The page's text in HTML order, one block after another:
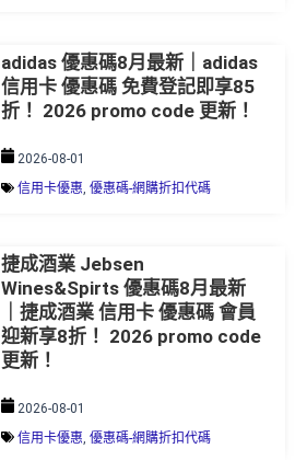
adidas 優惠碼8月最新｜adidas
信用卡 優惠碼 免費登記即享85
折！ 2026 promo code 更新！
2026-08-01
信用卡優惠, 優惠碼-網購折扣代碼
捷成酒業 Jebsen
Wines&Spirts 優惠碼8月最新
｜捷成酒業 信用卡 優惠碼 會員
迎新享8折！ 2026 promo code
更新！
2026-08-01
信用卡優惠, 優惠碼-網購折扣代碼